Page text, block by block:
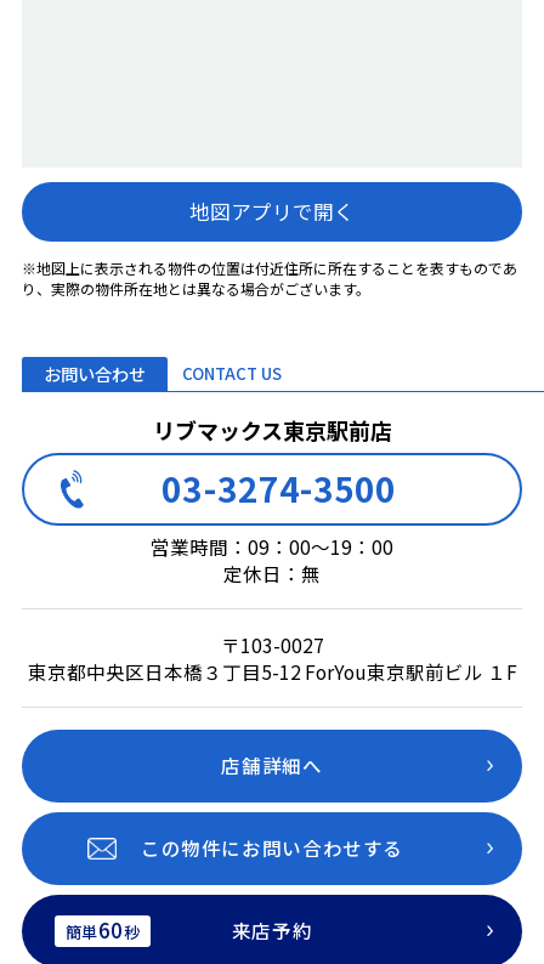
地図アプリで開く
※地図上に表示される物件の位置は付近住所に所在することを表すものであ
り、実際の物件所在地とは異なる場合がございます。
お問い合わせ CONTACT US
リブマックス東京駅前店
03-3274-3500
営業時間：09：00～19：00
定休日：無
〒103-0027
東京都中央区日本橋３丁目5-12 ForYou東京駅前ビル １F
店舗詳細へ
この物件にお問い合わせする
簡単60秒 来店予約